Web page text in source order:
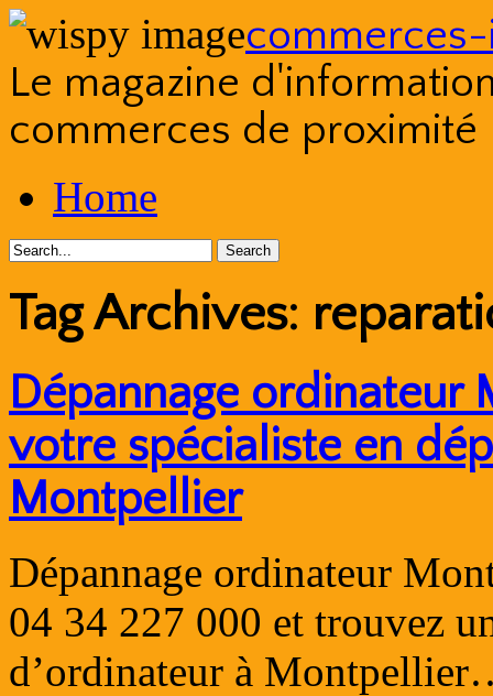
Le magazine
commerces de proximité
to
contentHome
Tag Archives:
Dépannage ordinateur
votre spécialiste en
Montpellier
Dépannage ordinateur
04 34 227 000 et trouvez
d’ordinateur à